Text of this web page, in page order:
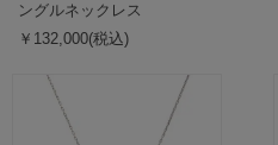
ングルネックレス
￥132,000(税込)